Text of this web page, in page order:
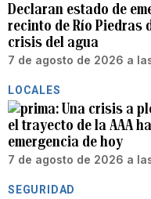
Declaran estado de
recinto de Río Piedras
crisis del agua
7 de agosto de 2026 a las
LOCALES
Una crisis a
el trayecto de la AAA
emergencia de hoy
7 de agosto de 2026 a las
SEGURIDAD